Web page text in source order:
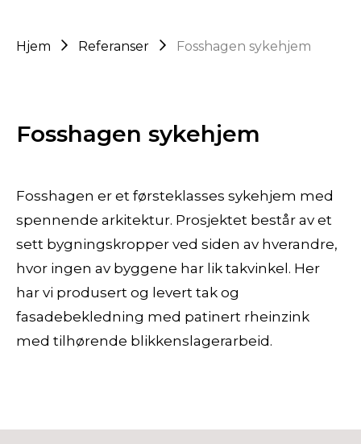
Hjem Referanser Fosshagen sykehjem
Fosshagen sykehjem
Fosshagen er et førsteklasses sykehjem med
spennende arkitektur. Prosjektet består av et
sett bygningskropper ved siden av hverandre,
hvor ingen av byggene har lik takvinkel. Her
har vi produsert og levert tak og
fasadebekledning med patinert rheinzink
med tilhørende blikkenslagerarbeid.